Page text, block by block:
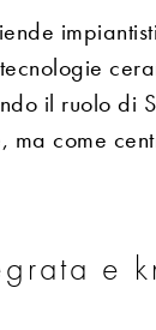
il ruolo di
ma come
e